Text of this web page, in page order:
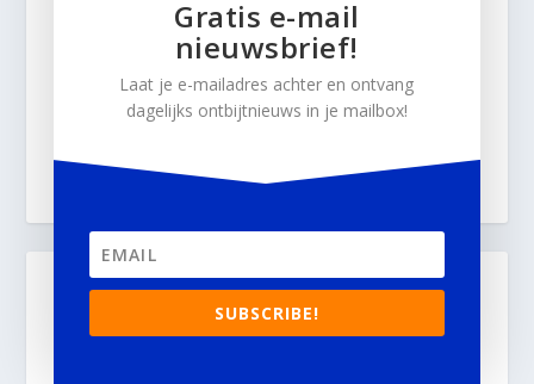
Gratis e-mail
nieuwsbrief!
Laat je e-mailadres achter en ontvang
dagelijks ontbijtnieuws in je mailbox!
SUBSCRIBE!